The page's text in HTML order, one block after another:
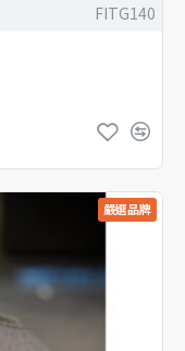
FITG140
嚴選品牌